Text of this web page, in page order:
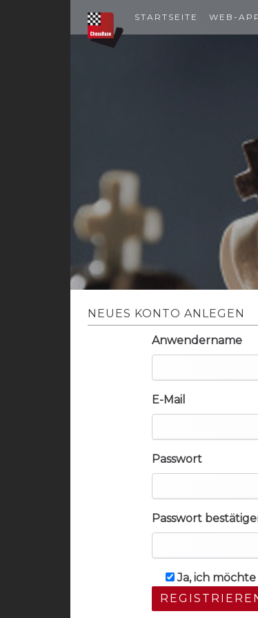
STARTSEITE WEB-
NEUES KONTO ANLEGEN
Anwendername
E-Mail
Passwort
Passwort
Ja, ich